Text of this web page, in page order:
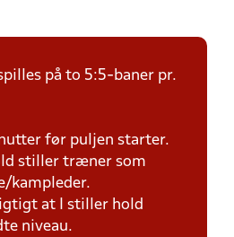
på to 5:5-baner pr.
før puljen starter.
stiller træner som
kampleder.
at I stiller hold
niveau.